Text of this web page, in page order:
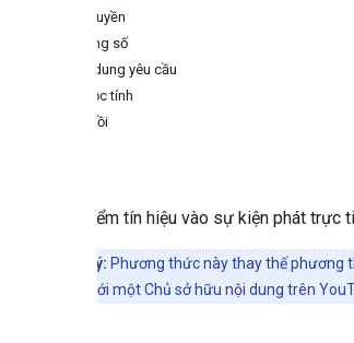
Ủy quyền
Thông số
Nội dung yêu cầu
Thuộc tính
Phản hồi
Chèn điểm tín hiệu vào sự kiện phát
Lưu ý: Phương thức này thay thế phương
liên kết với một Chủ sở hữu nội dung trên